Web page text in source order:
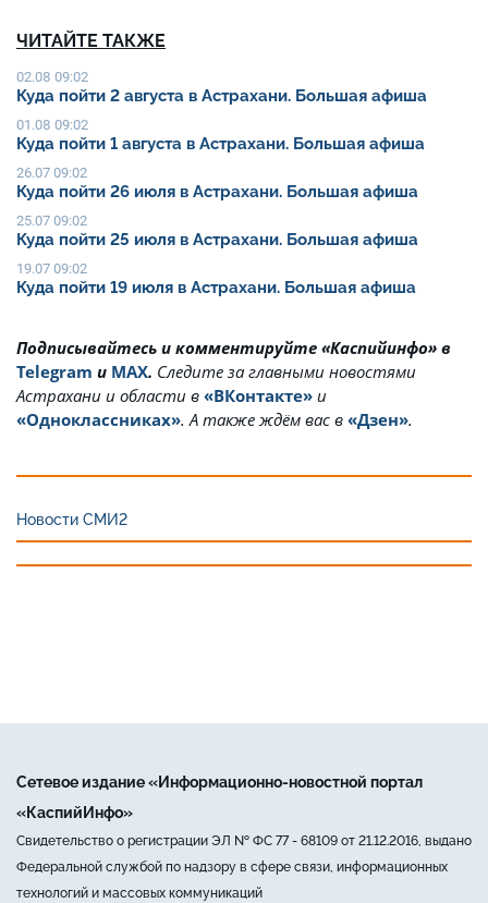
ЧИТАЙТЕ ТАКЖЕ
02.08 09:02
Куда пойти 2 августа в Астрахани. Большая афиша
01.08 09:02
Куда пойти 1 августа в Астрахани. Большая афиша
26.07 09:02
Куда пойти 26 июля в Астрахани. Большая афиша
25.07 09:02
Куда пойти 25 июля в Астрахани. Большая афиша
19.07 09:02
Куда пойти 19 июля в Астрахани. Большая афиша
Подписывайтесь и комментируйте «Каспийинфо» в
Telegram и MAX. Cледите за главными новостями
Астрахани и области в «ВКонтакте» и
«Одноклассниках». А также ждём вас в «Дзен».
Новости СМИ2
Сетевое издание «Информационно-новостной портал
«КаспийИнфо»
Свидетельство о регистрации ЭЛ № ФС 77 - 68109 от 21.12.2016, выдано
Федеральной службой по надзору в сфере связи, информационных
технологий и массовых коммуникаций